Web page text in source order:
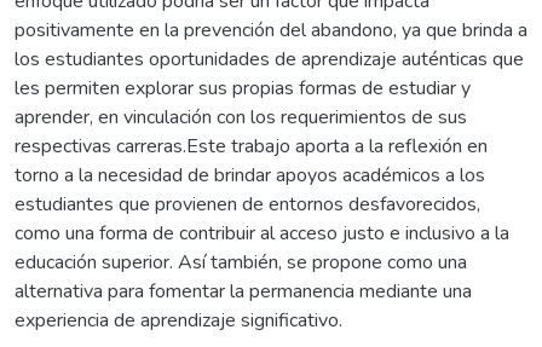
positivamente en la prevención del abandono, ya que brinda a
los estudiantes oportunidades de aprendizaje auténticas que
les permiten explorar sus propias formas de estudiar y
aprender, en vinculación con los requerimientos de sus
respectivas carreras.Este trabajo aporta a la reflexión en
torno a la necesidad de brindar apoyos académicos a los
estudiantes que provienen de entornos desfavorecidos,
como una forma de contribuir al acceso justo e inclusivo a la
educación superior. Así también, se propone como una
alternativa para fomentar la permanencia mediante una
experiencia de aprendizaje significativo.